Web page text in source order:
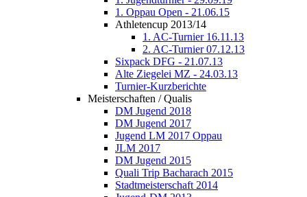
1. Oppau Open - 21.06.15
Athletencup 2013/14
1. AC-Turnier 16.11.13
2. AC-Turnier 07.12.13
Sixpack DFG - 21.07.13
Alte Ziegelei MZ - 24.03.13
Turnier-Kurzberichte
Meisterschaften / Qualis
DM Jugend 2018
DM Jugend 2017
Jugend LM 2017 Oppau
JLM 2017
DM Jugend 2015
Quali Trip Bacharach 2015
Stadtmeisterschaft 2014